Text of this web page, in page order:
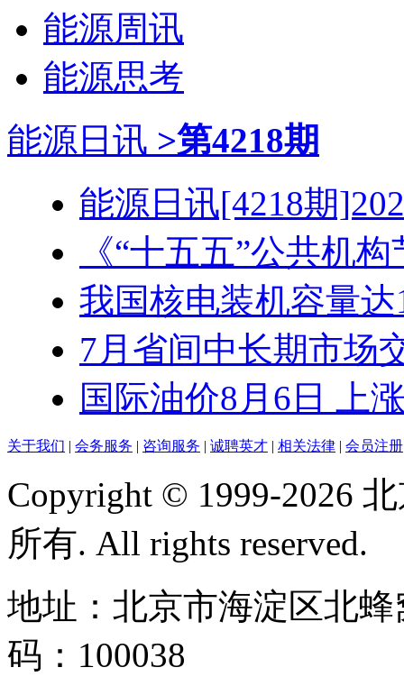
能源周讯
能源思考
能源日讯 >第4218期
能源日讯[4218期
《“十五五”公共机
我国核电装机容量达
7月省间中长期市场
国际油价8月6日 上
关于我们 | 会务服务 | 咨询服务 | 诚聘英才 | 相关法律 | 会员注册
Copyright © 1999-2026
所有. All rights reserved.
地址：北京市海淀区北
码：100038